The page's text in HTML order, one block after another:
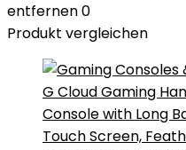
entfernen0
Produkt vergleichen